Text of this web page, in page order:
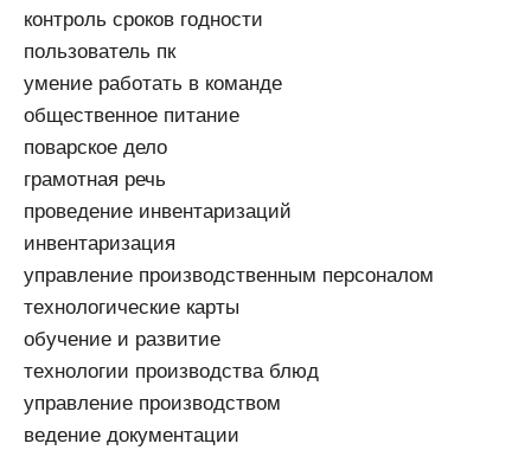
контроль сроков годности
пользователь пк
умение работать в команде
общественное питание
поварское дело
грамотная речь
проведение инвентаризаций
инвентаризация
управление производственным персоналом
технологические карты
обучение и развитие
технологии производства блюд
управление производством
ведение документации